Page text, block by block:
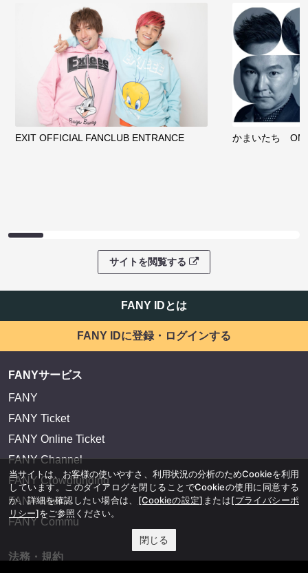
EXIT OFFICIAL FANCLUB ENTRANCE かまいたち
サイトを閲覧する
FANY IDとは
FANY IDに登録・ログインする
FANYサービス
FANY
FANY Ticket
FANY Online Ticket
FANY Channel
FANY Crowdfunding
FANY Mall
FANY Commu
法務・規約
当サイトは、お客様の使いやすさ、利用状況の分析のためCookieを利用
しています。このダイアログを閉じることでCookieの使用に同意する
か、詳細を確認したい場合は、 [Cookieの設定] または[プライバシーポ
リシー]をご参照ください。
閉じる